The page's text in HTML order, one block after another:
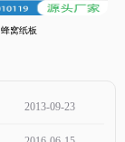
蜂窝纸板
2013-09-23